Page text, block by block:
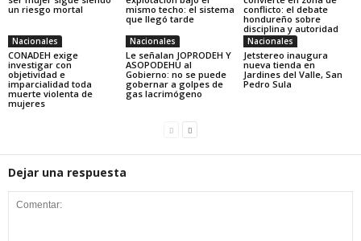
un riesgo mortal
mismo techo: el sistema
que llegó tarde
conflicto: el debate
hondureño sobre
disciplina y autoridad
Nacionales
CONADEH exige
investigar con
objetividad e
imparcialidad toda
muerte violenta de
mujeres
Nacionales
Le señalan JOPRODEH Y
ASOPODEHU al
Gobierno: no se puede
gobernar a golpes de
gas lacrimógeno
Nacionales
Jetstereo inaugura
nueva tienda en
Jardines del Valle, San
Pedro Sula
Dejar una respuesta